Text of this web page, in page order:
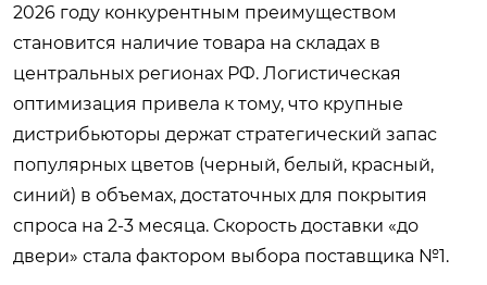
2026 году конкурентным преимуществом
становится наличие товара на складах в
центральных регионах РФ. Логистическая
оптимизация привела к тому, что крупные
дистрибьюторы держат стратегический запас
популярных цветов (черный, белый, красный,
синий) в объемах, достаточных для покрытия
спроса на 2-3 месяца. Скорость доставки «до
двери» стала фактором выбора поставщика №1.